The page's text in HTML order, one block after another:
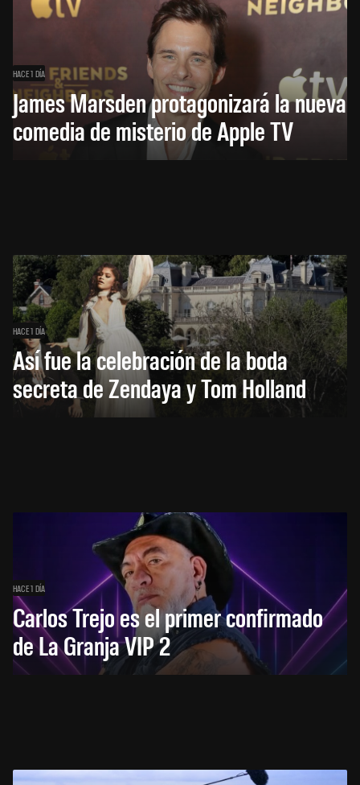
HACE 1 DÍA
James Marsden protagonizará la nueva
comedia de misterio de Apple TV
HACE 1 DÍA
Así fue la celebración de la boda
secreta de Zendaya y Tom Holland
HACE 1 DÍA
Carlos Trejo es el primer confirmado
de La Granja VIP 2